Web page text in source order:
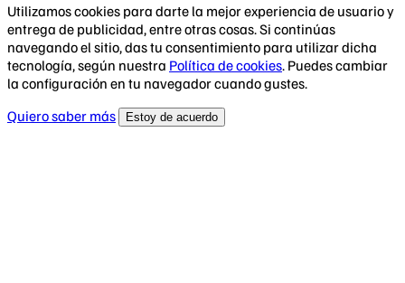
Utilizamos cookies para darte la mejor experiencia de usuario y
entrega de publicidad, entre otras cosas. Si continúas
navegando el sitio, das tu consentimiento para utilizar dicha
tecnología, según nuestra Política de cookies. Puedes cambiar
la configuración en tu navegador cuando gustes.
Quiero saber más
Estoy de acuerdo